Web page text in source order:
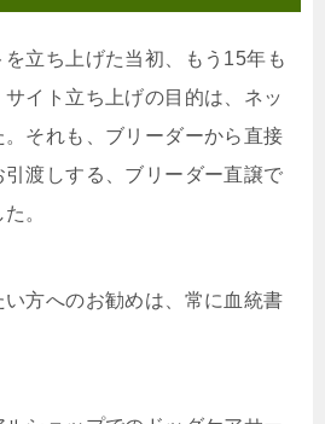
立ち上げた当初、もう15年も
イト立ち上げの目的は、ネッ
。それも、ブリーダーから直接
渡しする、ブリーダー直譲で
。
方へのお勧めは、常に血統書